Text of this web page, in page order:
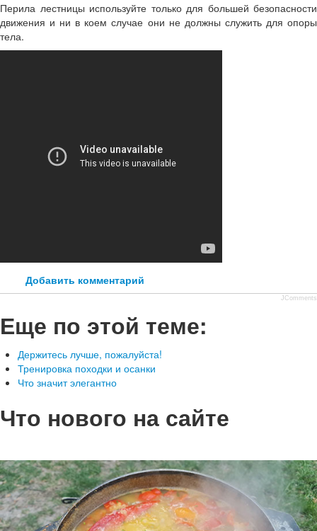
Перила лестницы используйте только для большей безопасности
движения и ни в коем случае они не должны служить для опоры
тела.
Добавить комментарий
JComments
Еще по этой теме:
Держитесь лучше, пожалуйста!
Тренировка походки и осанки
Что значит элегантно
Что нового на сайте